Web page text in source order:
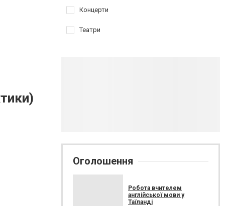
Концерти
Театри
Оголошення
Робота вчителем
англійської мови у
Таїланді